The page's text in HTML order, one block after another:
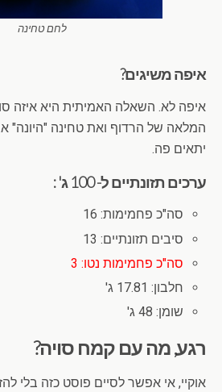
לחם טחינה
איפה משיגים?
איפה לא. השאלה האמיתית היא איזה
המלאה של הרדוף ואת טחינה "היונה"
יתאים פה.
ערכים תזונתיים ל- 100 ג' :
סה"כ פחמימות: 16
סיבים תזונתיים: 13
סה"כ פחמימות נטו: 3
חלבון: 17.81 ג'
שומן: 48 ג'
רגע, מה עם קמח סויה?
אוקיי, אי אפשר לסיים פוסט כזה בלי